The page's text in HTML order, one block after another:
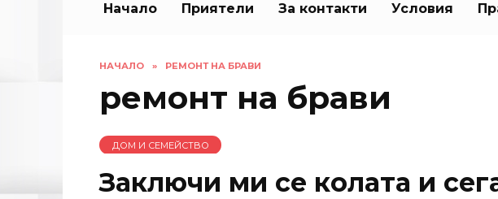
Начало Приятели За контакти Условия
НАЧАЛО » РЕМОНТ НА БРАВИ
ремонт на брави
ДОМ И СЕМЕЙСТВО
Заключи ми се колата и